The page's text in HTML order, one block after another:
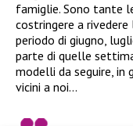
famiglie. Sono tante
costringere a
periodo di giugno,
parte di quelle
modelli da seguire, in
vicini a noi…